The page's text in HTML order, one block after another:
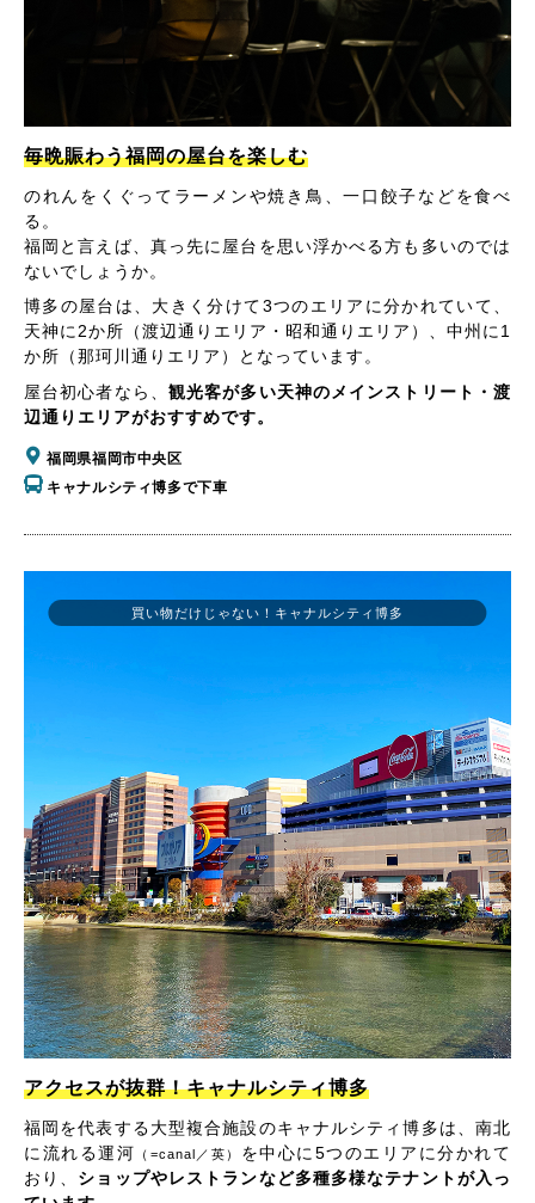
毎晩賑わう福岡の屋台を楽しむ
のれんをくぐってラーメンや焼き鳥、一口餃子などを食べ
る。
福岡と言えば、真っ先に屋台を思い浮かべる方も多いのでは
ないでしょうか。
博多の屋台は、大きく分けて3つのエリアに分かれていて、
天神に2か所（渡辺通りエリア・昭和通りエリア）、中州に1
か所（那珂川通りエリア）となっています。
屋台初心者なら、 観光客が多い天神のメインストリート・渡
辺通りエリアがおすすめです。
福岡県福岡市中央区
キャナルシティ博多で下車
アクセスが抜群！キャナルシティ博多
福岡を代表する大型複合施設のキャナルシティ博多は、南北
に流れる運河 （=canal／英）
を中心に5つのエリアに分かれて
おり、 ショップやレストランなど多種多様なテナントが入っ
買い物だけじゃない！キャナルシティ博多